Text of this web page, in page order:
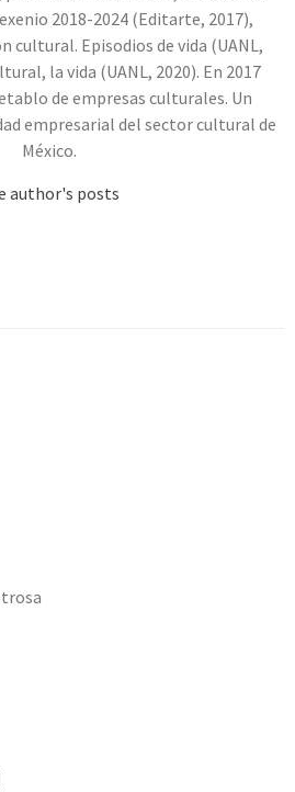
2018-2024 (Editarte, 2017),
cultural. Episodios de vida (UANL,
la vida (UANL, 2020). En 2017
de empresas culturales. Un
empresarial del sector cultural de
México.
author's posts